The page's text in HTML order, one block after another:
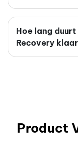
Hoe lang
Recovery
Product